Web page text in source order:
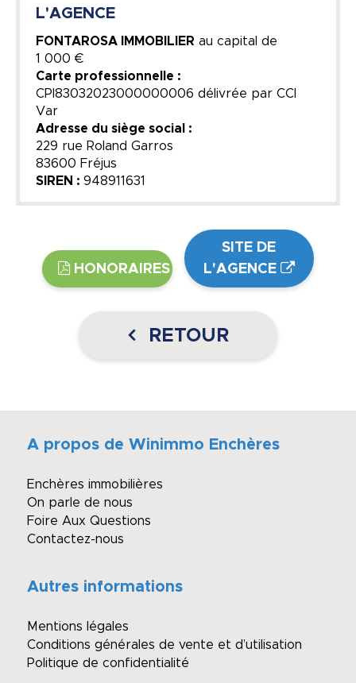
L'AGENCE
FONTAROSA IMMOBILIER au capital de
1 000 €
Carte professionnelle :
CPI83032023000000006 délivrée par CCI
Var
Adresse du siège social :
229 rue Roland Garros
83600 Fréjus
SIREN : 948911631
HONORAIRES
SITE DE
L'AGENCE
RETOUR
A propos de Winimmo Enchères
Enchères immobilières
On parle de nous
Foire Aux Questions
Contactez-nous
Autres informations
Mentions légales
Conditions générales de vente et d’utilisation
Politique de confidentialité